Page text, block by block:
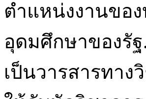
ตำแหน่งงานขอ
อุดมศึกษาของรั
เป็นวารสารทาง